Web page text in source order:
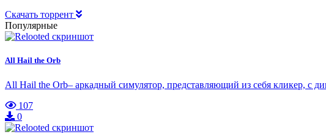
Скачать торрент
Популярные
All Hail the Orb
All Hail the Orb– аркадный симулятор, представляющий из себя кликер, с
107
0